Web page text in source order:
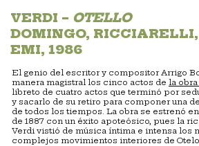
VERDI – OTELLO
DOMINGO,
EMI, 1986
El genio del escritor y compositor Arrigo
manera magistral los cinco actos de la
libreto de cuatro actos que terminó por
y sacarlo de su retiro para componer una
de todos los tiempos. La obra se estrenó
de 1887 con un éxito apoteósico, pues la
Verdi vistió de música íntima e intensa los
complejos movimientos interiores de Otelo,